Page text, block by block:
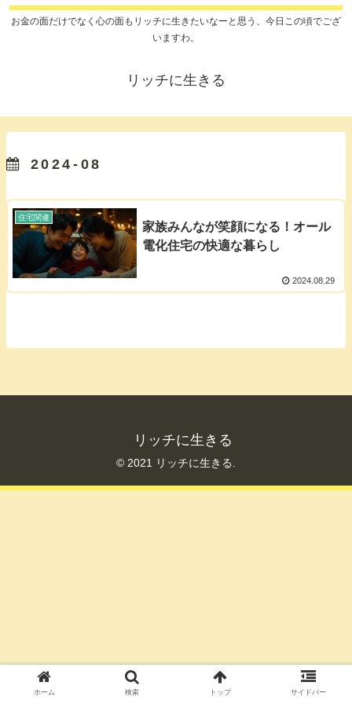
お金の面だけでなく心の面もリッチに生きたいなーと思う、今日この頃でござ
いますわ。
リッチに生きる
2024-08
住宅関連
家族みんなが笑顔になる！オール
電化住宅の快適な暮らし
2024.08.29
リッチに生きる
© 2021 リッチに生きる.
ホーム 検索 トップ サイドバー